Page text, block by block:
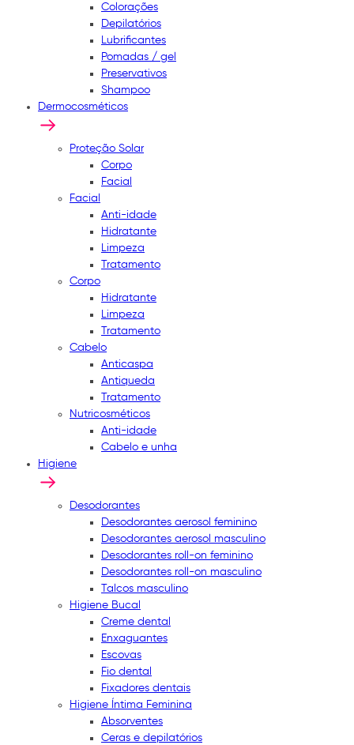
Colorações
Depilatórios
Lubrificantes
Pomadas / gel
Preservativos
Shampoo
Dermocosméticos
Proteção Solar
Corpo
Facial
Facial
Anti-idade
Hidratante
Limpeza
Tratamento
Corpo
Hidratante
Limpeza
Tratamento
Cabelo
Anticaspa
Antiqueda
Tratamento
Nutricosméticos
Anti-idade
Cabelo e unha
Higiene
Desodorantes
Desodorantes aerosol feminino
Desodorantes aerosol masculino
Desodorantes roll-on feminino
Desodorantes roll-on masculino
Talcos masculino
Higiene Bucal
Creme dental
Enxaguantes
Escovas
Fio dental
Fixadores dentais
Higiene Íntima Feminina
Absorventes
Ceras e depilatórios